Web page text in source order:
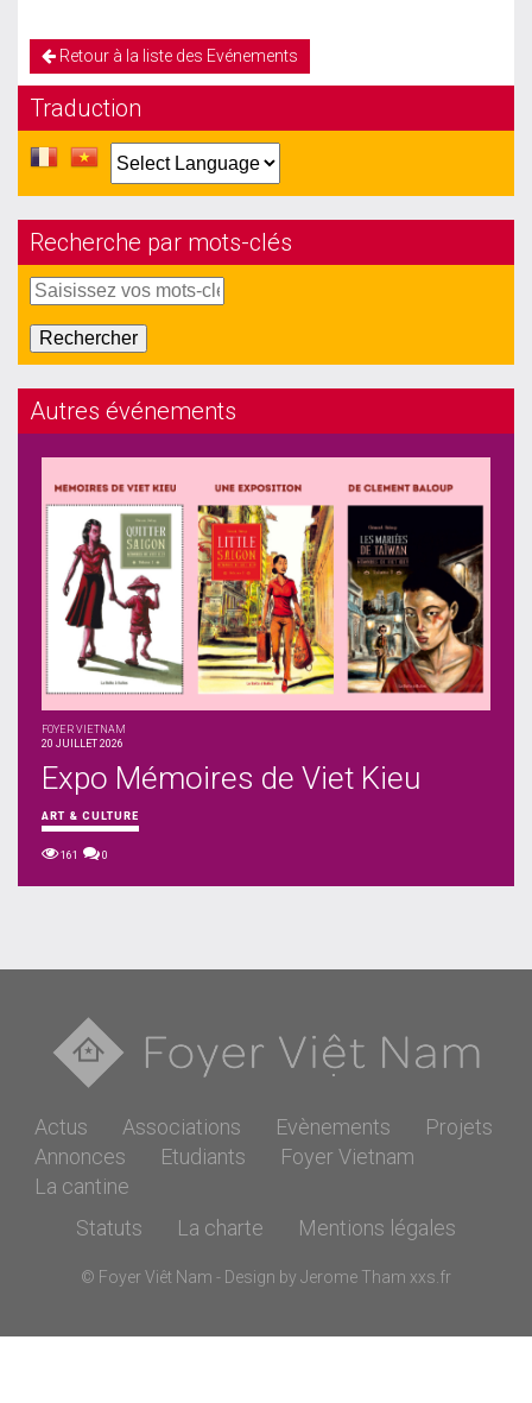
Retour à la liste des Evénements
Traduction
Recherche par mots-clés
Autres événements
FOYER VIETNAM
20 JUILLET 2026
Expo Mémoires de Viet Kieu
ART & CULTURE
161 0
Actus Associations Evènements
Projets
Annonces
Etudiants
Foyer Vietnam
La cantine
Statuts
La charte Mentions légales
© Foyer Viêt Nam - Design by Jerome Tham xxs.fr